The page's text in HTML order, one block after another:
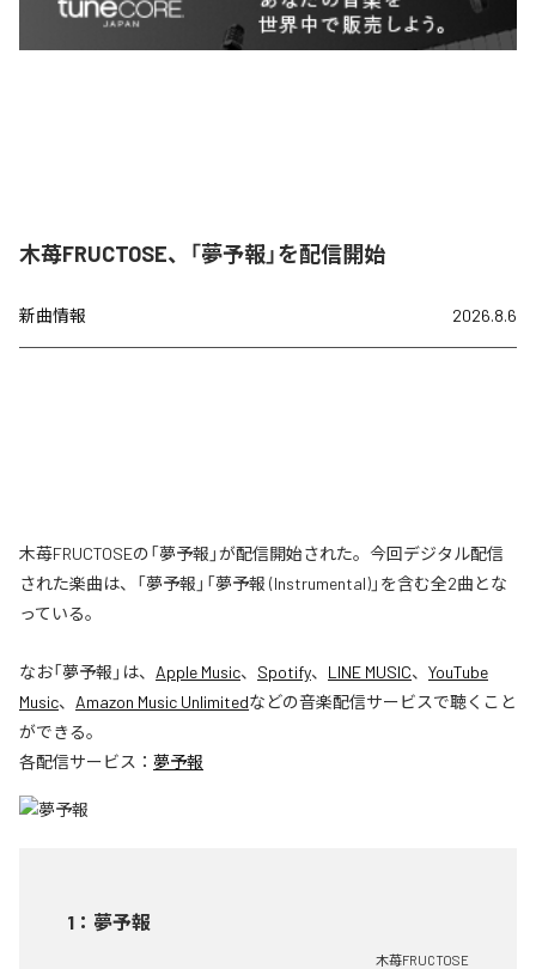
木苺FRUCTOSE、「夢予報」を配信開始
新曲情報 2026.8.6
木苺FRUCTOSEの「夢予報」が配信開始された。今回デジタル配信
された楽曲は、「夢予報」「夢予報 (Instrumental)」を含む全2曲とな
っている。
なお「夢予報 」は、 Apple Music、 Spotify、 LINE MUSIC、 YouTube
Music、 Amazon Music Unlimitedなどの音楽配信サービスで聴くこと
ができる。
各配信サービス： 夢予報
1 ： 夢予報
木苺FRUCTOSE